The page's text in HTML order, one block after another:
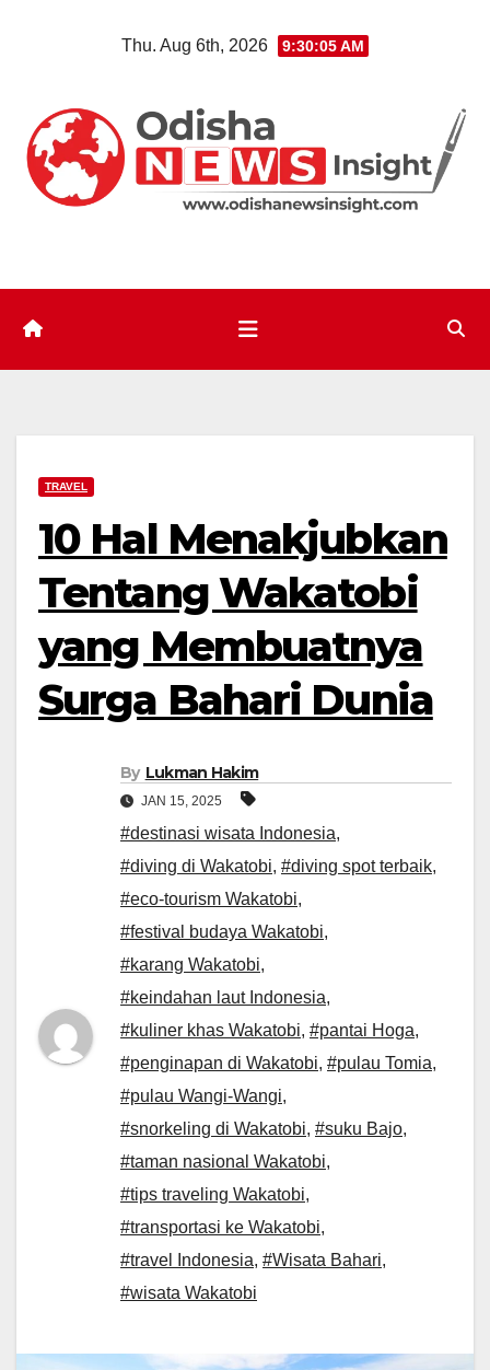
Thu. Aug 6th, 2026 9:30:06 AM
TRAVEL
10 Hal Menakjubkan
Tentang Wakatobi
yang Membuatnya
Surga Bahari Dunia
By Lukman Hakim
JAN 15, 2025
#destinasi wisata Indonesia,
#diving di Wakatobi, #diving spot terbaik,
#eco-tourism Wakatobi,
#festival budaya Wakatobi,
#karang Wakatobi,
#keindahan laut Indonesia,
#kuliner khas Wakatobi, #pantai Hoga,
#penginapan di Wakatobi, #pulau Tomia,
#pulau Wangi-Wangi,
#snorkeling di Wakatobi, #suku Bajo,
#taman nasional Wakatobi,
#tips traveling Wakatobi,
#transportasi ke Wakatobi,
#travel Indonesia, #Wisata Bahari,
#wisata Wakatobi